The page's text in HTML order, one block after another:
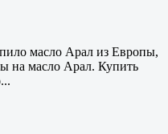
масло Арал из Европы,
на масло Арал. Купить